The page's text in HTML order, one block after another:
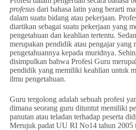
profesus dari bahasa latin yang berarti
dalam suatu bidang atau pekerjaan.
diartikan sebagai suatu pekerjaan yang
pengetahuan dan keahlian tertentu.
merupakan pendidik atau pengajar yang
pengetahuannya kepada muridnya.
disimpulkan bahwa Profesi Guru
pendidik yang memiliki keahlian untuk
ilmu pengetahuan.
Guru tergolong adalah sebuah profesi
dimana seorang guru dituntut memiliki
panutan atau teladan terhadap peserta
Merujuk padat UU RI No14 tahun 2005